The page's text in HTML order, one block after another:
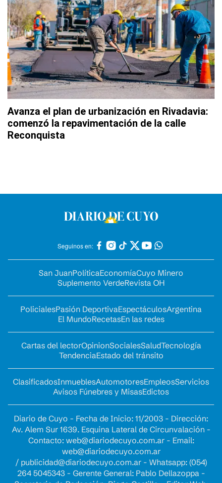
Avanza el plan de urbanización en Rivadavia:
comenzó la repavimentación de la calle
Reconquista
Seguinos en:
San JuanPolíticaEconomíaCuyo Minero
Suplemento VerdeRevista OH
PolicialesPasión DeportivaEspectáculosArgentina
El MundoRecetasEn las redes
Cartas del lectorOpinionSocialesSaludTecnología
TendenciaEstado del tránsito
ClasificadosInmueblesAutomotoresEmpleosServicios
Avisos Fúnebres y MisasEdictos
Diario de Cuyo - Fecha de Inicio: 11/2003 - Dirección:
Av. Alem Sur 1639. Esquina Lateral de Circunvalación -
Contacto: web@diariodecuyo.com.ar- Email:
web@diariodecuyo.com.ar
/ publicidad@diariodecuyo.com.ar- Whatsapp: (054)
264 5045343 - Gerente General: Pablo Dellazoppa -